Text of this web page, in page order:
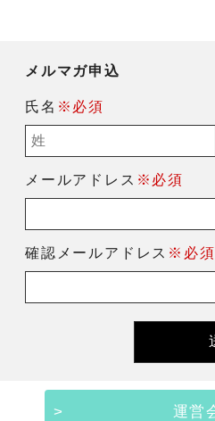
メルマガ申込
氏名 ※必須
メールアドレス ※必須
確認メールアドレス ※必須
運営